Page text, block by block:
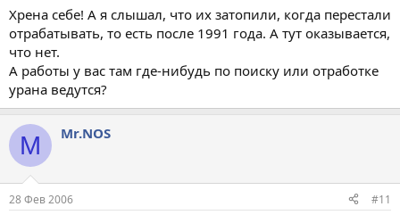
Хрена себе! А я слышал, что их затопили, когда перестали
отрабатывать, то есть после 1991 года. А тут оказывается,
что нет.
А работы у вас там где-нибудь по поиску или отработке
урана ведутся?
M Mr.NOS
28 Фев 2006 #11